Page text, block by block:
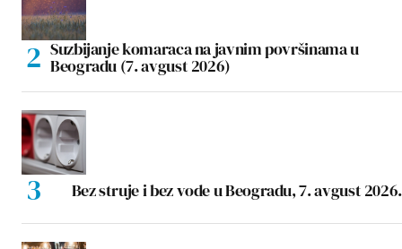
Suzbijanje komaraca na javnim površinama u
Beogradu (7. avgust 2026)
Bez struje i bez vode u Beogradu, 7. avgust 2026.